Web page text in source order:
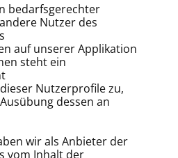
bedarfsgerechter
Nutzer des
auf unserer Applikation
steht ein
Nutzerprofile zu,
dessen an
wir als Anbieter der
vom Inhalt der